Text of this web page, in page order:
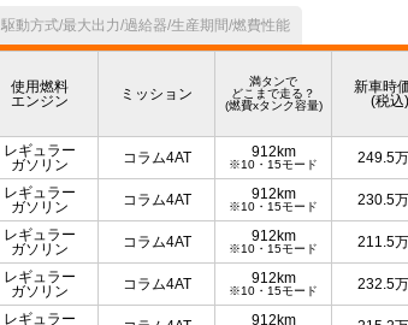
駆動方式/最大出力/過給器/生産期間/燃費性能
使用燃料
エンジン
ミッション
満タンで
どこまで走る？
(燃費xタンク容量)
新車時
(税込)
レギュラー
ガソリン
コラム4AT 912km
※10・15モード 249.5
レギュラー
ガソリン
コラム4AT 912km
※10・15モード 230.5
レギュラー
ガソリン
コラム4AT 912km
※10・15モード 211.5
レギュラー
ガソリン
コラム4AT 912km
※10・15モード 232.5
レギュラー
912km